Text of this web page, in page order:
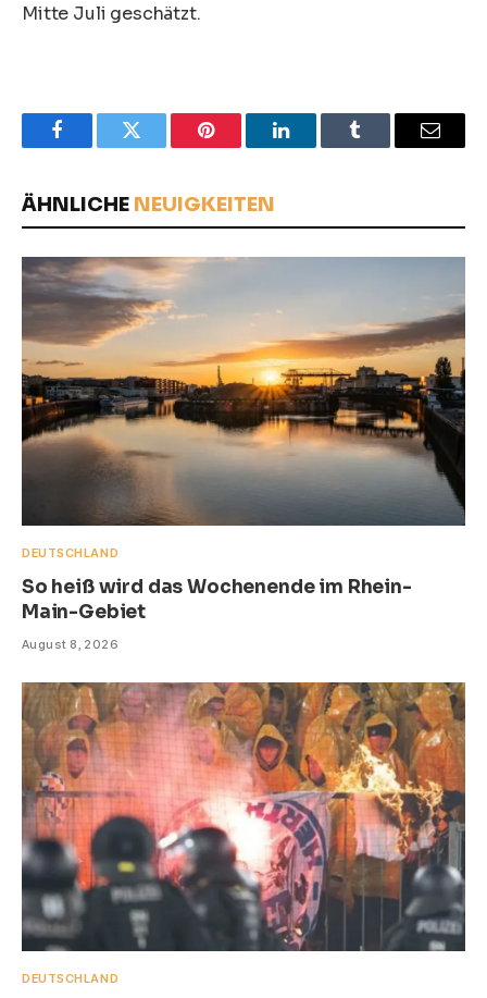
Mitte Juli geschätzt.
FacebookTwitter Pinterest LinkedInTumblr Email
ÄHNLICHE NEUIGKEITEN
DEUTSCHLAND
So heiß wird das Wochenende im Rhein-
Main-Gebiet
August 8, 2026
DEUTSCHLAND